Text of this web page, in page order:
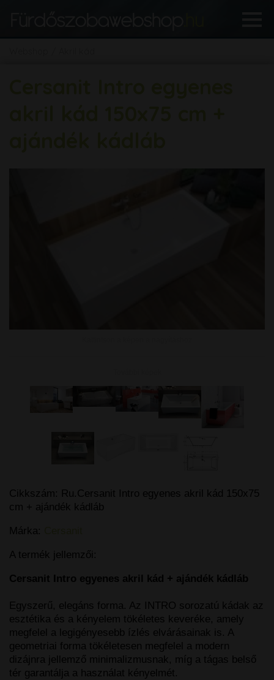
Cikkszám: Ru.Cersanit Intro egyenes akril kád 150x75
cm + ajándék kádláb
Márka:
A termék jellemzői:
Cersanit Intro egyenes akril kád + ajándék kádláb
Egyszerű, elegáns forma. Az INTRO sorozatú kádak az
esztétika és a kényelem tökéletes keveréke, amely
megfelel a legigényesebb ízlés elvárásainak is. A
geometriai forma tökéletesen megfelel a modern
dizájnra jellemző minimalizmusnak, míg a tágas belső
tér garantálja a használat kényelmét.